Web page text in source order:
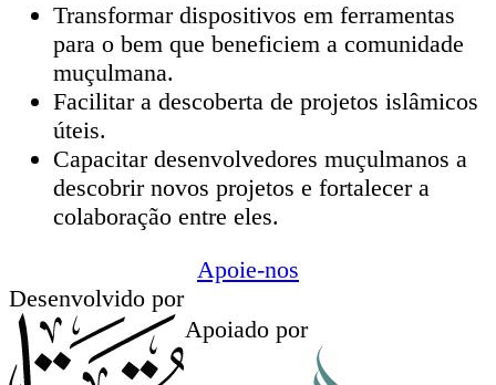
Transformar dispositivos em ferramentas
para o bem que beneficiem a comunidade
muçulmana.
Facilitar a descoberta de projetos islâmicos
úteis.
Capacitar desenvolvedores muçulmanos a
descobrir novos projetos e fortalecer a
colaboração entre eles.
Apoie-nos
Desenvolvido por
Apoiado por